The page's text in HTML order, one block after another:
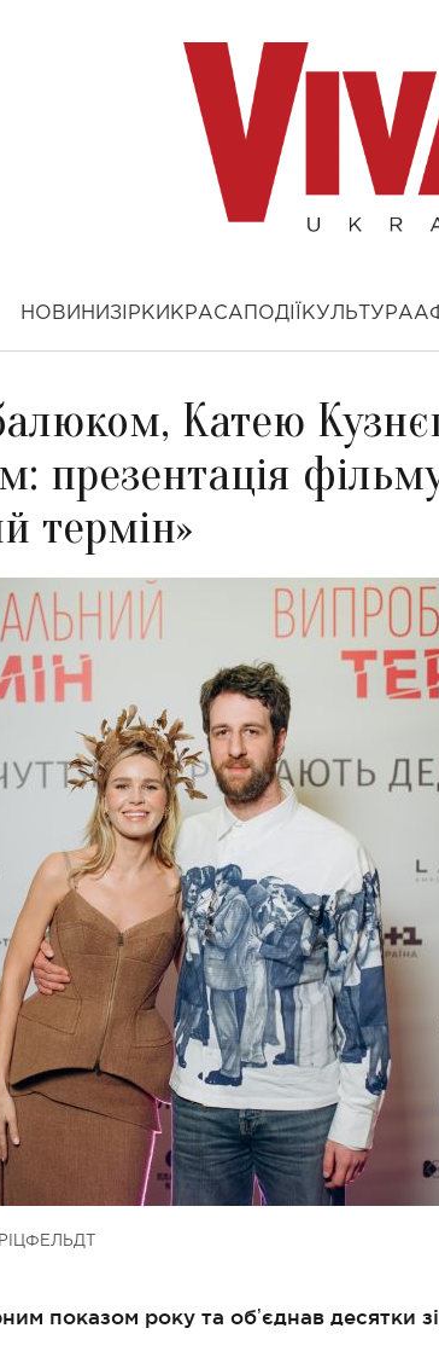
НОВИНИ ЗІРКИ КРАСА ПОДІЇ КУЛЬТУРА
Катею
презентація
термін»
показом року та обʼєднав десятки